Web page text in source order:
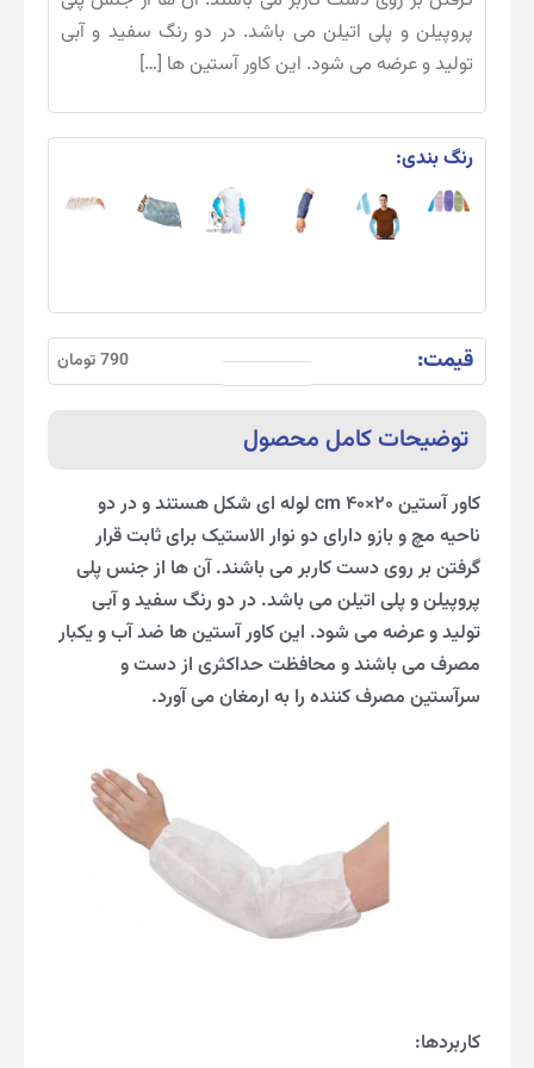
پروپیلن و پلی اتیلن می باشد. در دو رنگ سفید و آبی
تولید و عرضه می شود. این کاور آستین ها […]
رنگ بندی:
قیمت: 790 تومان
توضیحات کامل محصول
کاور آستین ۲۰×۴۰ cm لوله ای شکل هستند و در دو
ناحیه مچ و بازو دارای دو نوار الاستیک برای ثابت قرار
گرفتن بر روی دست کاربر می باشند. آن ها از جنس پلی
پروپیلن و پلی اتیلن می باشد. در دو رنگ سفید و آبی
تولید و عرضه می شود. این کاور آستین ها ضد آب و یکبار
مصرف می باشند و محافظت حداکثری از دست و
سرآستین مصرف کننده را به ارمغان می آورد.
کاربردها: